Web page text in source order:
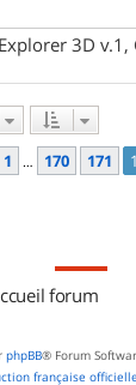
3D v.1,
172 sur662
Précédent
1 … 170 171
forum
phpBB® Forum
française officielle